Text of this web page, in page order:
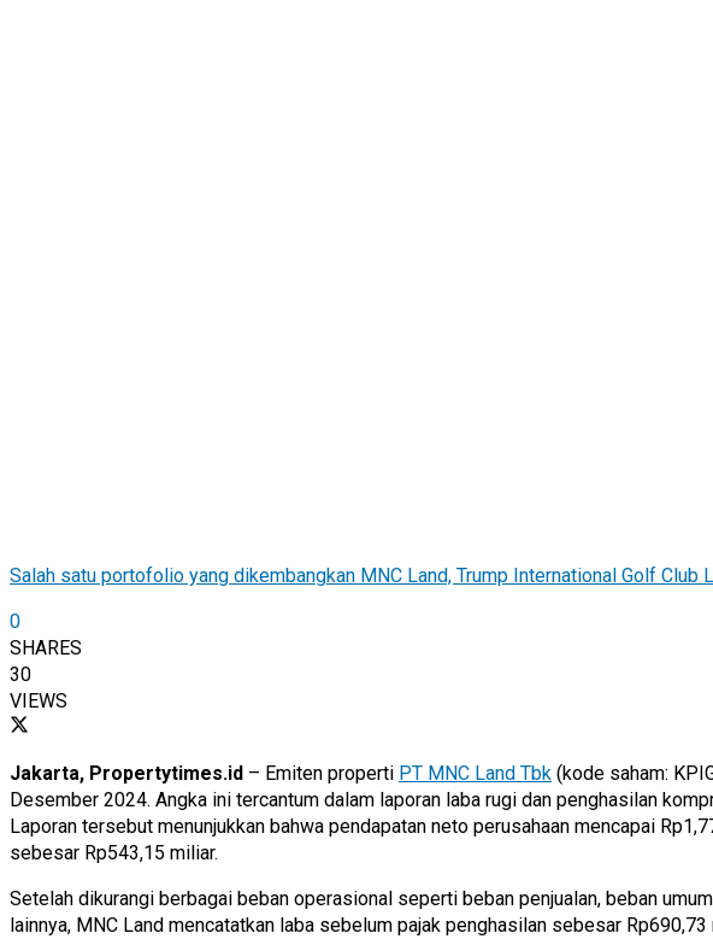
Salah satu portofolio yang dikembangkan MNC Land, Trump International Golf Club
0
SHARES
30
VIEWS
Jakarta, Propertytimes.id – Emiten properti PT MNC Land Tbk (kode saham:
Desember 2024. Angka ini tercantum dalam laporan laba rugi dan penghasilan
Laporan tersebut menunjukkan bahwa pendapatan neto perusahaan mencapai
sebesar Rp543,15 miliar.
Setelah dikurangi berbagai beban operasional seperti beban penjualan, beban
lainnya, MNC Land mencatatkan laba sebelum pajak penghasilan sebesar Rp690,73